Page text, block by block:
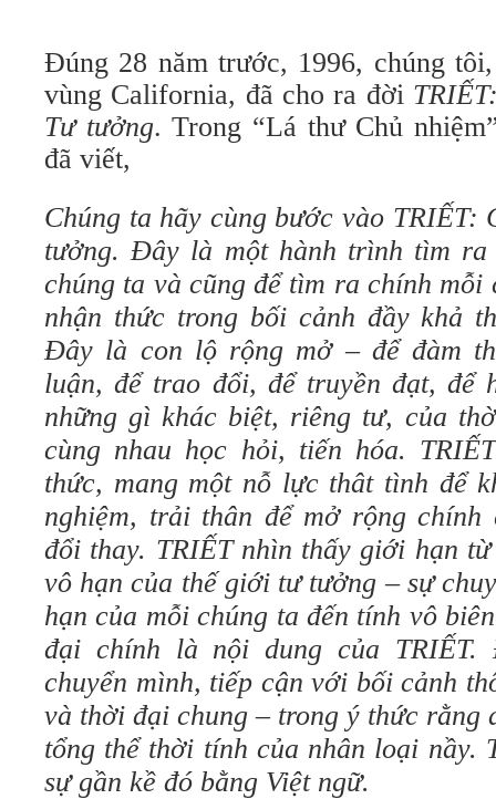
Đúng 28 năm trước, 1996, chúng
vùng California, đã cho ra đời
Tư tưởng. Trong “Lá thư Chủ
đã viết,
Chúng ta hãy cùng bước vào TRIẾT:
tưởng. Đây là một hành trình tìm
chúng ta và cũng để tìm ra chính mỗi
nhận thức trong bối cảnh đầy khả
Đây là con lộ rộng mở – để đàm
luận, để trao đổi, để truyền đạt, để
những gì khác biệt, riêng tư, của
cùng nhau học hỏi, tiến hóa.
thức, mang một nỗ lực thât tình để
nghiệm, trải thân để mở rộng chính
đổi thay. TRIẾT nhìn thấy giới hạn
vô hạn của thế giới tư tưởng – sự
hạn của mỗi chúng ta đến tính vô
đại chính là nội dung của
chuyển mình, tiếp cận với bối cảnh
và thời đại chung – trong ý thức rằng
tổng thể thời tính của nhân loại nầy.
sự gần kề đó bằng Việt ngữ.